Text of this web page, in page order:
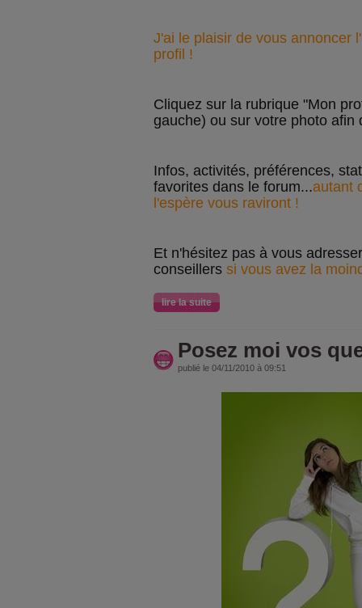
J'ai le plaisir de vous annoncer
profil !
Cliquez sur la rubrique "Mon
gauche) ou sur votre photo afin
Infos, activités, préférences,
favorites dans le forum...autant
l'espère vous raviront !
Et n'hésitez pas à vous
conseillers si vous avez la
lire la suite
Posez moi vos
publié le 04/11/2010 à 09:51